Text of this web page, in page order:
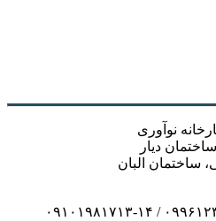
نوآوری
دیار
ساختمان البان